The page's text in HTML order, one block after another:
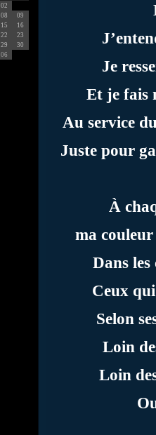
02
08
09
15
16
22
23
29
30
06
Je
Et je fais
Au service
Juste pour
À
ma
Dans
Ceux
Selon
Loin
Loin